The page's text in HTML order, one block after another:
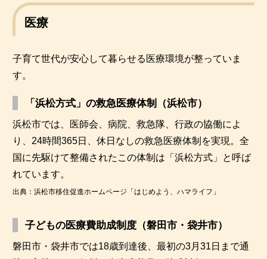
医療
子育て世代が安心して暮らせる医療環境が整っていま
す。
「浜松方式」の救急医療体制（浜松市）
浜松市では、医師会、病院、救急隊、行政の協働によ
り、24時間365日、休日なしの救急医療体制を実現。全
国に先駆けて整備されたこの体制は「浜松方式」と呼ば
れています。
出典：浜松市移住促進ホームページ「はじめよう、ハマライフ」
子どもの医療費助成制度（磐田市・袋井市）
磐田市・袋井市では18歳到達後、最初の3月31日まで通